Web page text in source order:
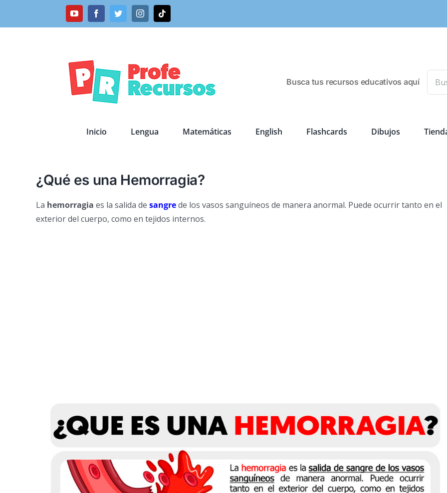
YouTubeFacebookTwitterInstagramTiktok
Busca tus recursos educativos aquí
Inicio Lengua Matemáticas English Flashcards Dibujos
¿Qué es una Hemorragia?
La hemorragia es la salida de sangrede los vasos sanguíneos de manera anormal. Puede ocurrir tanto en el
exterior del cuerpo, como en tejidos internos.